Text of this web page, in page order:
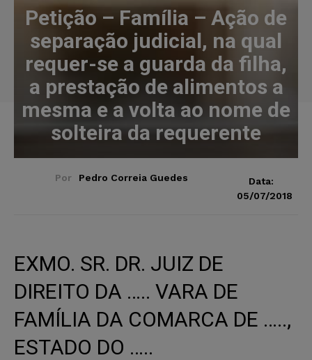
Petição – Família – Ação de
separação judicial, na qual
requer-se a guarda da filha,
a prestação de alimentos a
mesma e a volta ao nome de
solteira da requerente
Por Pedro Correia Guedes
Data:
05/07/2018
EXMO. SR. DR. JUIZ DE
DIREITO DA ….. VARA DE
FAMÍLIA DA COMARCA DE …..,
ESTADO DO …..